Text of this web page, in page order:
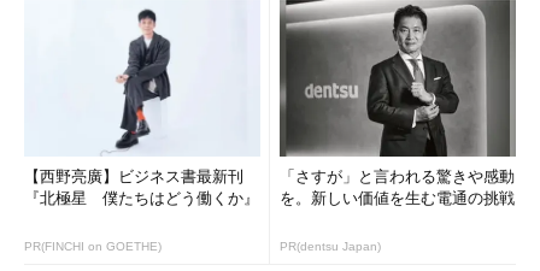
【西野亮廣】ビジネス書最新刊
『北極星 僕たちはどう働くか』
PR(FINCHI on GOETHE)
「さすが」と言われる驚きや感動
を。新しい価値を生む電通の挑戦
PR(dentsu Japan)